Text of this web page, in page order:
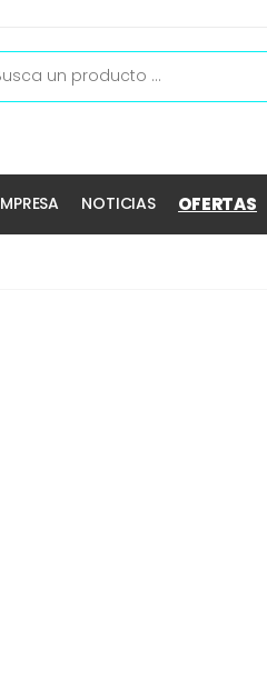
NOTICIAS OFERTAS